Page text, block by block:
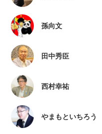
孫向文
田中秀臣
西村幸祐
やまもといちろう